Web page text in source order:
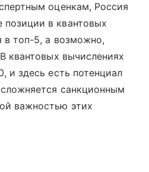
оценкам, Россия
в квантовых
в топ-5, а возможно,
квантовых вычислениях
и здесь есть потенциал
санкционным
важностью этих